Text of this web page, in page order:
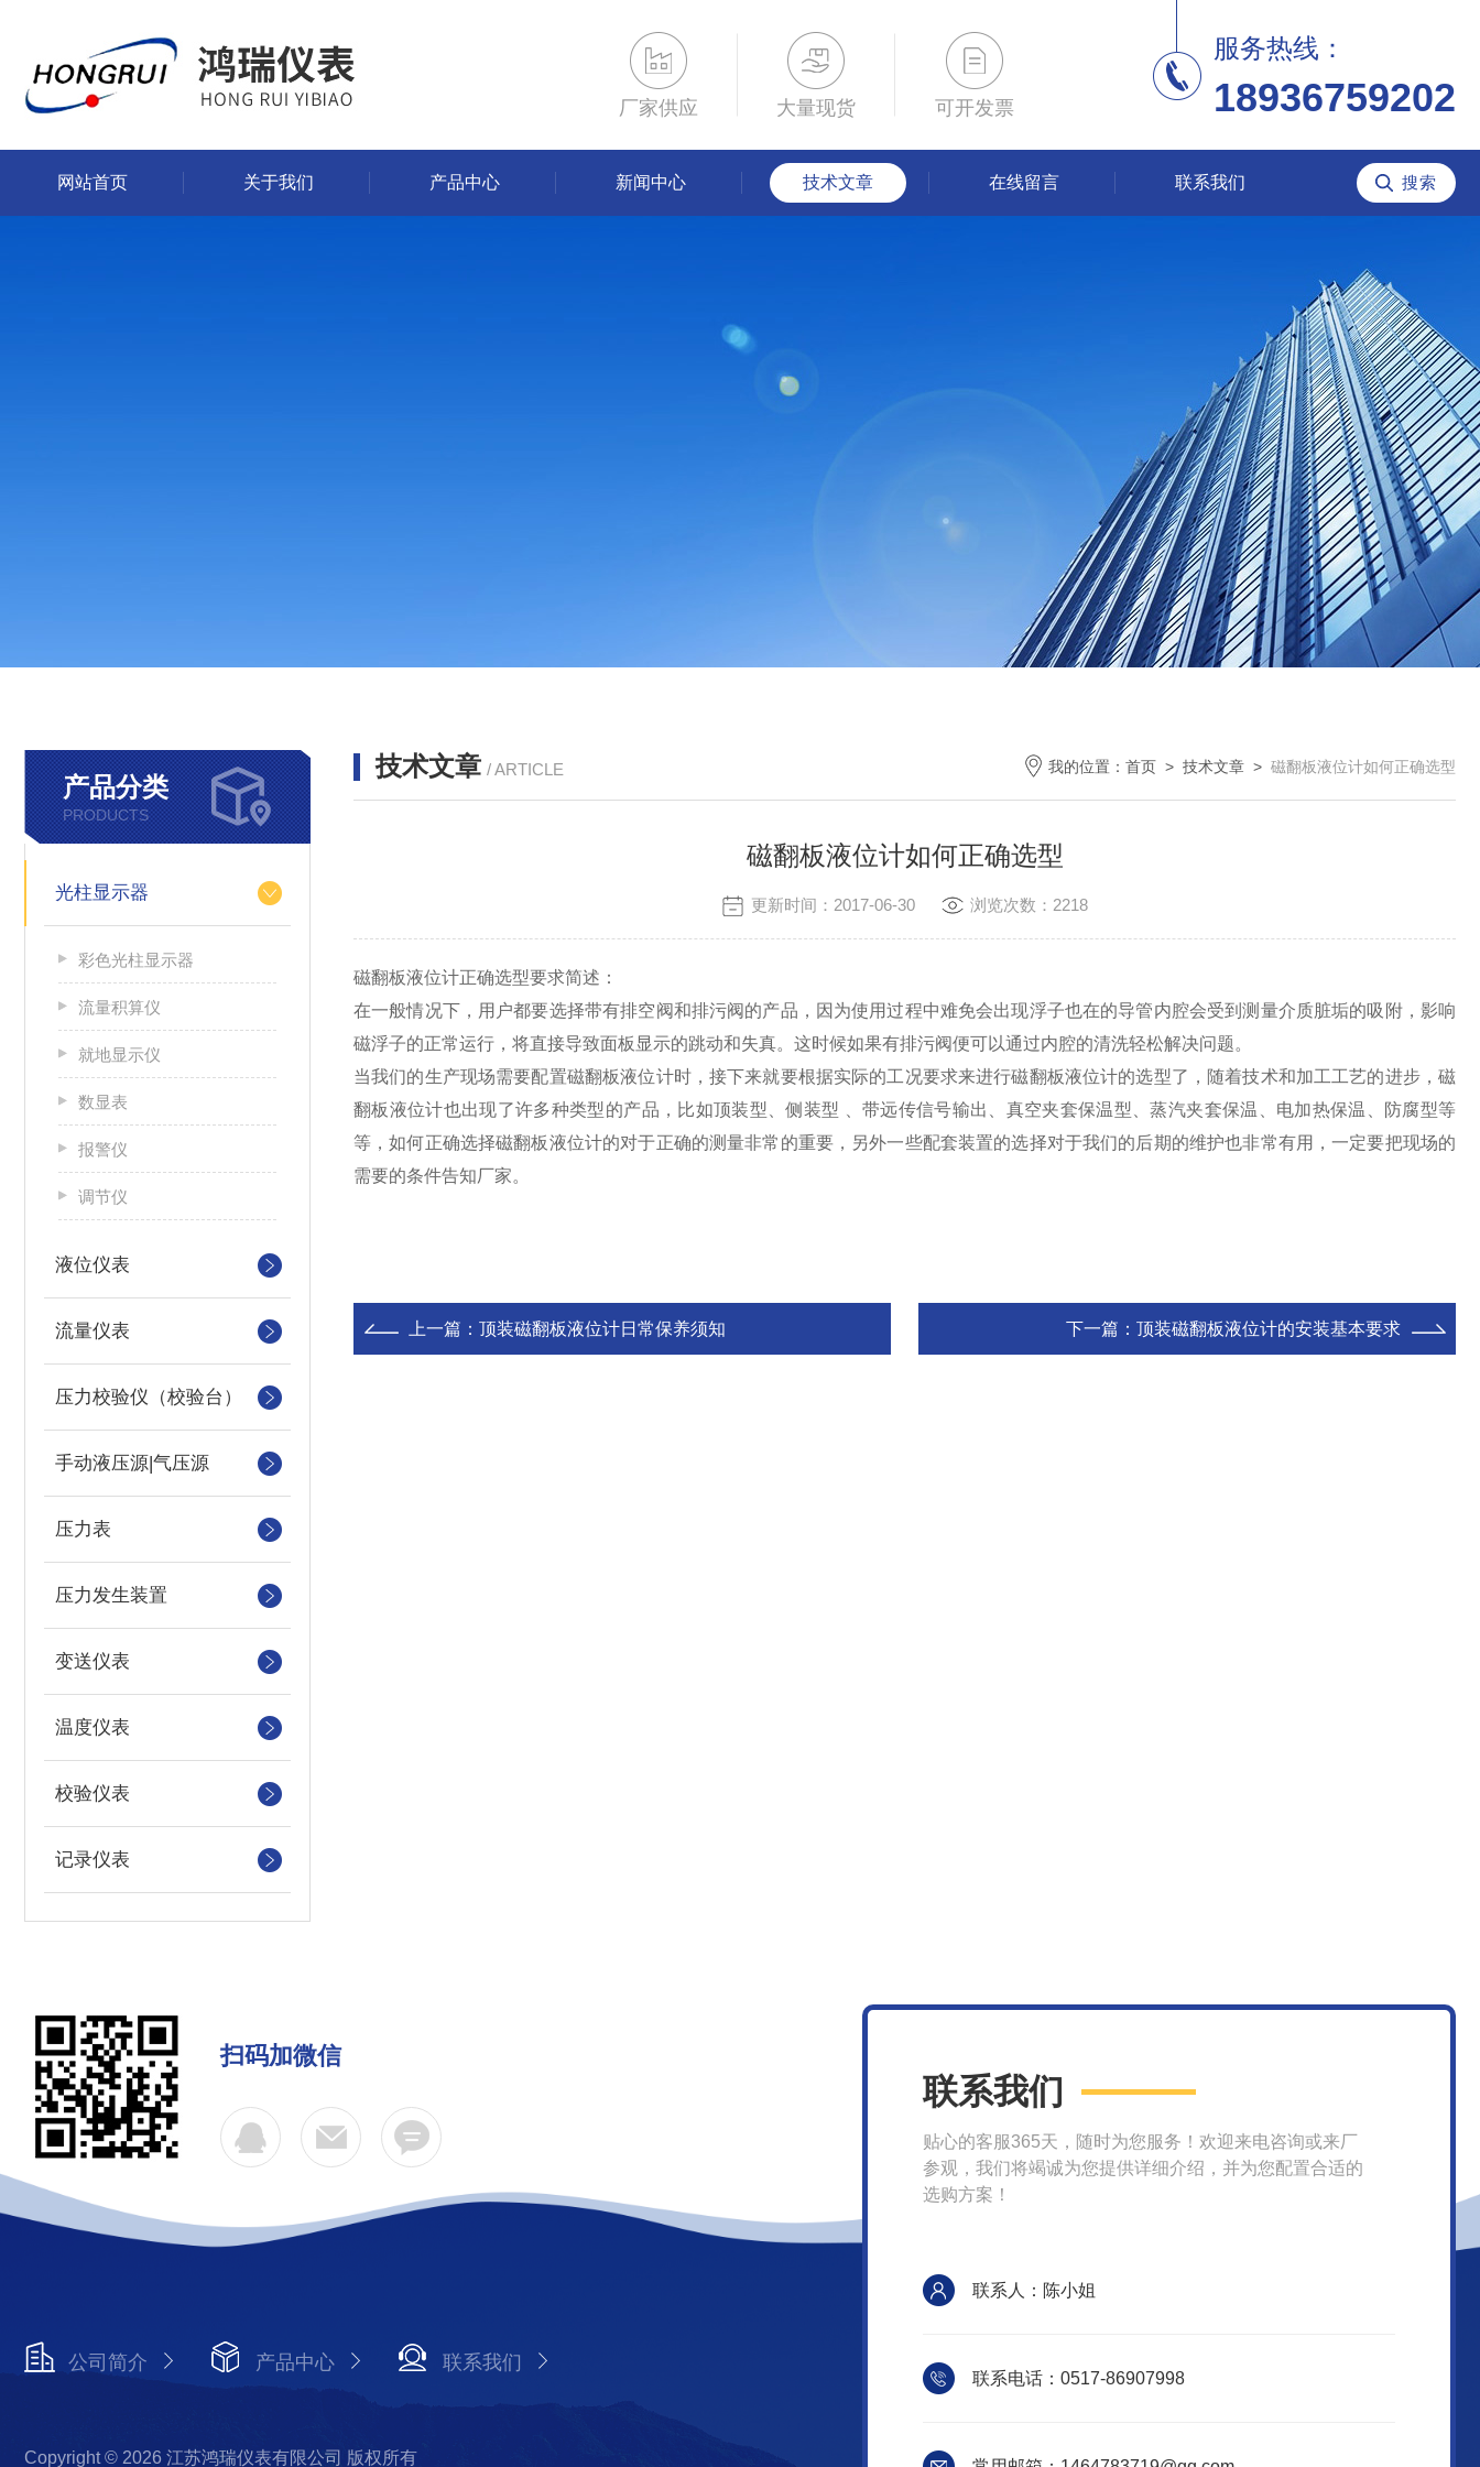
厂家供应 大量现货 可开发票
服务热线：
18936759202
网站首页 关于我们 产品中心 新闻中心 技术文章 在线留言 联系我们
产品分类
PRODUCTS
光柱显示器
彩色光柱显示器
流量积算仪
就地显示仪
数显表
报警仪
调节仪
液位仪表
流量仪表
压力校验仪（校验台）
手动液压源|气压源
压力表
压力发生装置
变送仪表
温度仪表
校验仪表
记录仪表
技术文章 / ARTICLE 我的位置： 首页 > 技术文章 > 磁翻板液位计如何正确选型
磁翻板液位计如何正确选型
更新时间：2017-06-30 浏览次数：2218
磁翻板液位计正确选型要求简述：
在一般情况下，用户都要选择带有排空阀和排污阀的产品，因为使用过程中难免会出现浮子也在的导管内腔会受到测量介质脏垢的吸附，影响
磁浮子的正常运行，将直接导致面板显示的跳动和失真。这时候如果有排污阀便可以通过内腔的清洗轻松解决问题。
当我们的生产现场需要配置磁翻板液位计时，接下来就要根据实际的工况要求来进行磁翻板液位计的选型了，随着技术和加工工艺的进步，磁
翻板液位计也出现了许多种类型的产品，比如顶装型、侧装型 、带远传信号输出、真空夹套保温型、蒸汽夹套保温、电加热保温、防腐型等
等，如何正确选择磁翻板液位计的对于正确的测量非常的重要，另外一些配套装置的选择对于我们的后期的维护也非常有用，一定要把现场的
需要的条件告知厂家。
上一篇： 顶装磁翻板液位计日常保养须知 下一篇： 顶装磁翻板液位计的安装基本要求
扫码加微信
公司简介 产品中心 联系我们
Copyright © 2026 江苏鸿瑞仪表有限公司 版权所有
联系我们
贴心的客服365天，随时为您服务！欢迎来电咨询或来厂
参观，我们将竭诚为您提供详细介绍，并为您配置合适的
选购方案！
联系人：陈小姐
联系电话：0517-86907998